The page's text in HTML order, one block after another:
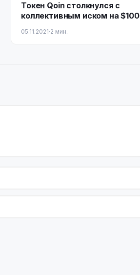
Токен Qoin столкнулся с
коллективным иском на $100
пирамид и мошенничества
05.11.2021·2 мин.